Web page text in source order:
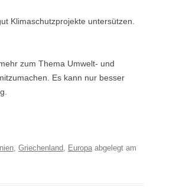
Klimaschutzprojekte untersützen.
zum Thema Umwelt- und
Es kann nur besser
, Griechenland, Europa abgelegt am